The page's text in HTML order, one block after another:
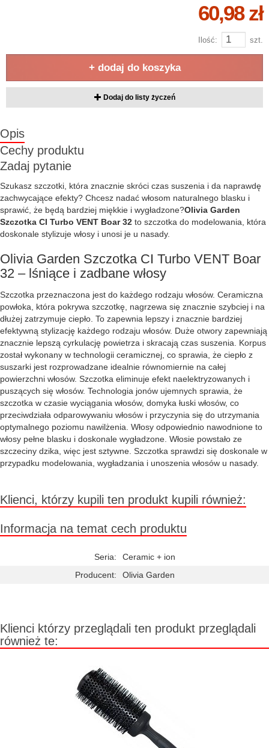
60,98 zł
Ilość: szt.
+ dodaj do koszyka
Dodaj do listy życzeń
Opis
Cechy produktu
Zadaj pytanie
Szukasz szczotki, która znacznie skróci czas suszenia i da naprawdę
zachwycające efekty? Chcesz nadać włosom naturalnego blasku i
sprawić, że będą bardziej miękkie i wygładzone?Olivia Garden
Szczotka CI Turbo VENT Boar 32 to szczotka do modelowania, która
doskonale stylizuje włosy i unosi je u nasady.
Olivia Garden Szczotka CI Turbo VENT Boar
32 – lśniące i zadbane włosy
Szczotka przeznaczona jest do każdego rodzaju włosów. Ceramiczna
powłoka, która pokrywa szczotkę, nagrzewa się znacznie szybciej i na
dłużej zatrzymuje ciepło. To zapewnia lepszy i znacznie bardziej
efektywną stylizację każdego rodzaju włosów. Duże otwory zapewniają
znacznie lepszą cyrkulację powietrza i skracają czas suszenia. Korpus
został wykonany w technologii ceramicznej, co sprawia, że ciepło z
suszarki jest rozprowadzane idealnie równomiernie na całej
powierzchni włosów. Szczotka eliminuje efekt naelektryzowanych i
puszących się włosów. Technologia jonów ujemnych sprawia, że
szczotka w czasie wyciągania włosów, domyka łuski włosów, co
przeciwdziała odparowywaniu włosów i przyczynia się do utrzymania
optymalnego poziomu nawilżenia. Włosy odpowiednio nawodnione to
włosy pełne blasku i doskonale wygładzone. Włosie powstało ze
szczeciny dzika, więc jest sztywne. Szczotka sprawdzi się doskonale w
przypadku modelowania, wygładzania i unoszenia włosów u nasady.
Klienci, którzy kupili ten produkt kupili również:
Informacja na temat cech produktu
Seria:
Ceramic + ion
Producent:
Olivia Garden
Klienci którzy przeglądali ten produkt przeglądali
również te: